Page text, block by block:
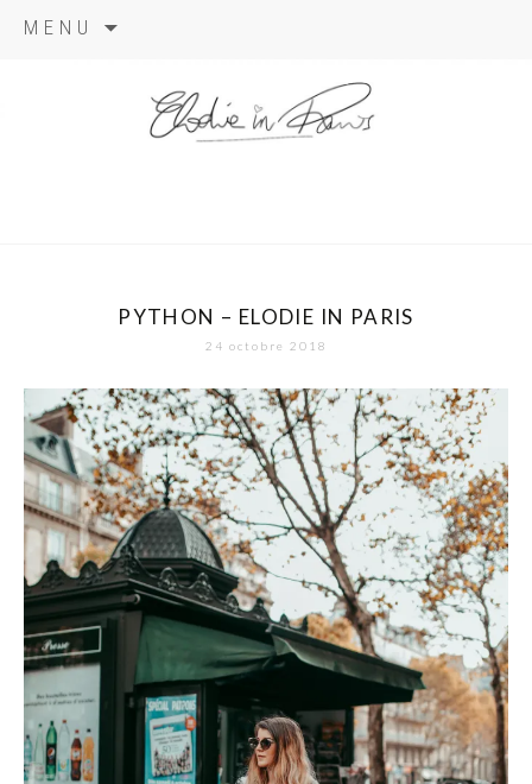
MENU
PYTHON – ELODIE IN PARIS
24 octobre 2018